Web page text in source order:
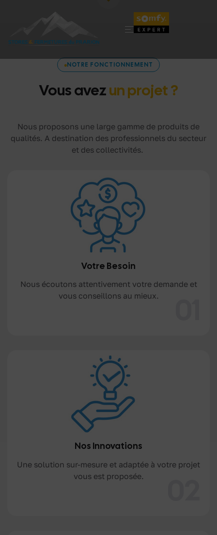
Vous avezun projet ?
NOTRE FONCTIONNEMENT
Nous proposons une large gamme de produits de
qualités. A destination des professionnels du secteur
et des collectivités.
Votre Besoin
Nous écoutons attentivement votre demande et
vous conseillons au mieux.
Nos Innovations
Une solution sur-mesure et adaptée à votre projet
vous est proposée.